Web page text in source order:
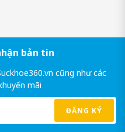
bản tin
cũng như các
mãi
ĐĂNG KÝ